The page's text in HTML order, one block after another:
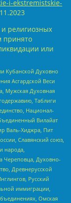
i-ekstremistskie-
религиозных
принято
или
Кубанской Духовно
Асгардской Веси
Мужская Духовная
Таблиги
Национал-
Вилайат
Валь-Хиджра, Пит
Славянский союз,
народа,
Череповца, Духовно-
Древнерусской
Русский
иммиграции,
Омская